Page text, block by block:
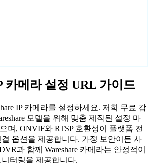
카메라 설정 URL 가이드
IP 카메라를 설정하세요. 저희 무료 감
모델을 위해 맞춤 제작된 설정 마
며, ONVIF와 RTSP 호환성이 플랫폼 전
옵션을 제공합니다. 가정 보안이든 사
과 함께 Wareshare 카메라는 안정적이
터링을 제공합니다.